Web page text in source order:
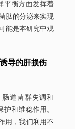
平衡方面发挥着
肽的分泌来实现
能是本研究中观
导的肝损伤
肠道菌群失调和
护和维稳作用。
用，我们利用不